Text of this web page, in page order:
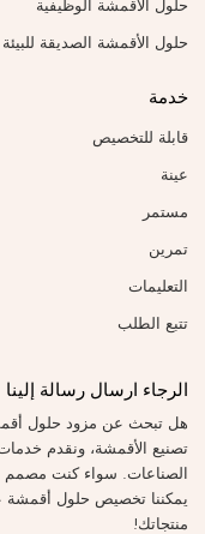
حلول الأقمشة الوظيفية
حلول الأقمشة الصديقة للبيئة
خدمة
قابلة للتخصيص
عينة
مستمر
تمرين
التعليمات
تتبع الطلب
الرجاء ارسال رسالة إلينا
هل تبحث عن مزود حلول
تصنيع الأقمشة، ونقدم
الصناعات. سواء كنت مصمم
يمكننا تخصيص حلول أقمشة
منتجاتك!